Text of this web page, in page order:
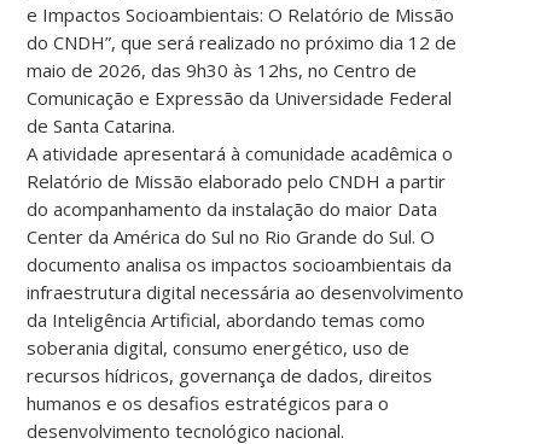
e Impactos Socioambientais: O Relatório de Missão
do CNDH”, que será realizado no próximo dia 12 de
maio de 2026, das 9h30 às 12hs, no Centro de
Comunicação e Expressão da Universidade Federal
de Santa Catarina.
A atividade apresentará à comunidade acadêmica o
Relatório de Missão elaborado pelo CNDH a partir
do acompanhamento da instalação do maior Data
Center da América do Sul no Rio Grande do Sul. O
documento analisa os impactos socioambientais da
infraestrutura digital necessária ao desenvolvimento
da Inteligência Artificial, abordando temas como
soberania digital, consumo energético, uso de
recursos hídricos, governança de dados, direitos
humanos e os desafios estratégicos para o
desenvolvimento tecnológico nacional.